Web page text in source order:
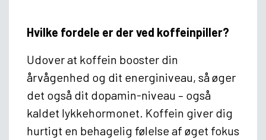
Hvilke fordele er der ved koffeinpiller?
Udover at koffein booster din
årvågenhed og dit energiniveau, så øger
det også dit dopamin-niveau – også
kaldet lykkehormonet. Koffein giver dig
hurtigt en behagelig følelse af øget fokus